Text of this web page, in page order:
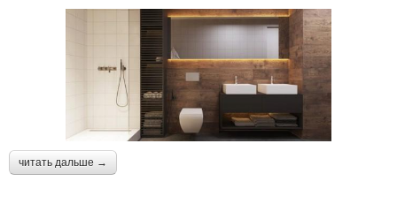
читать дальше →